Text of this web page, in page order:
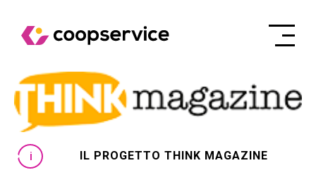
IL PROGETTO THINK MAGAZINE